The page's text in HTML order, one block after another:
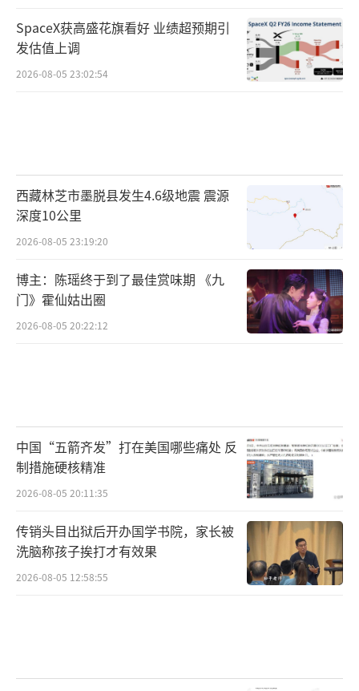
SpaceX获高盛花旗看好 业绩超预期引
发估值上调
2026-08-05 23:02:54
西藏林芝市墨脱县发生4.6级地震 震源
深度10公里
2026-08-05 23:19:20
博主：陈瑶终于到了最佳赏味期 《九
门》霍仙姑出圈
2026-08-05 20:22:12
中国“五箭齐发”打在美国哪些痛处 反
制措施硬核精准
2026-08-05 20:11:35
传销头目出狱后开办国学书院，家长被
洗脑称孩子挨打才有效果
2026-08-05 12:58:55